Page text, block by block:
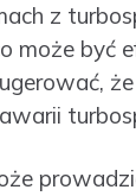
z
może być